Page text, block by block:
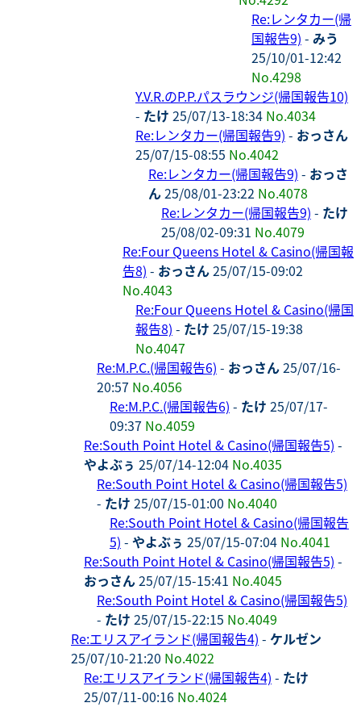
Re:レンタカー(帰
国報告9) - みう
25/10/01-12:42
No.4298
Y.V.R.のP.P.パスラウンジ(帰国報告10)
- たけ 25/07/13-18:34 No.4034
Re:レンタカー(帰国報告9) - おっさん
25/07/15-08:55 No.4042
Re:レンタカー(帰国報告9) - おっさ
ん25/08/01-23:22 No.4078
Re:レンタカー(帰国報告9) - たけ
25/08/02-09:31 No.4079
Re:Four Queens Hotel & Casino(帰国報
告8) - おっさん25/07/15-09:02
No.4043
Re:Four Queens Hotel & Casino(帰国
報告8) - たけ 25/07/15-19:38
No.4047
Re:M.P.C.(帰国報告6) - おっさん25/07/16-
20:57 No.4056
Re:M.P.C.(帰国報告6) - たけ 25/07/17-
09:37 No.4059
Re:South Point Hotel & Casino(帰国報告5) -
やよぶぅ 25/07/14-12:04 No.4035
Re:South Point Hotel & Casino(帰国報告5)
- たけ 25/07/15-01:00 No.4040
Re:South Point Hotel & Casino(帰国報告
5) - やよぶぅ 25/07/15-07:04 No.4041
Re:South Point Hotel & Casino(帰国報告5) -
おっさん25/07/15-15:41 No.4045
Re:South Point Hotel & Casino(帰国報告5)
- たけ 25/07/15-22:15 No.4049
Re:エリスアイランド(帰国報告4) - ケルゼン
25/07/10-21:20 No.4022
Re:エリスアイランド(帰国報告4) - たけ
25/07/11-00:16 No.4024